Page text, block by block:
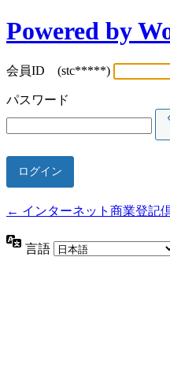
Powered by
会員ID (stc*****)
パスワード
← インターネット商業登記
言語